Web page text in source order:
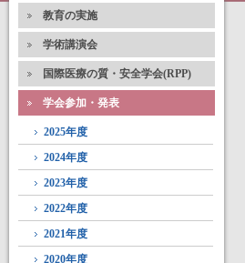
教育の実施
学術講演会
国際医療の質・安全学会(RPP)
学会参加・発表
2025年度
2024年度
2023年度
2022年度
2021年度
2020年度